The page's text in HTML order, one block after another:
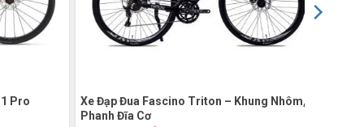
Pro
Xe Đạp Đua Fascino Triton – Khung Nhôm,
Phanh Đĩa Cơ